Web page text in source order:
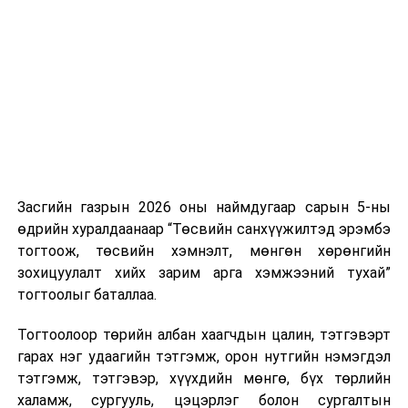
Шинэ хууль Францын зах зээлд үйлчилдэг гадаадын
дуудлагын төвүүдэд нөлөөлөхөөр байна. Тухайлбал,
Мароккогийн дуудлагын төвүүдийн орлогын 80 гаруй
хувь Францын зах зээлээс бүрддэг бөгөөд тус улсын
40–50 мянган ажлын байр эрсдэлд орж болзошгүйг
Засгийн газрын 2026 оны наймдугаар сарын 5-ны
өдрийн хуралдаанаар “Төсвийн санхүүжилтэд эрэмбэ
тогтоож, төсвийн хэмнэлт, мөнгөн хөрөнгийн
зохицуулалт хийх зарим арга хэмжээний тухай”
тогтоолыг баталлаа.
Тогтоолоор төрийн албан хаагчдын цалин, тэтгэвэрт
гарах нэг удаагийн тэтгэмж, орон нутгийн нэмэгдэл
тэтгэмж, тэтгэвэр, хүүхдийн мөнгө, бүх төрлийн
халамж, сургууль, цэцэрлэг болон сургалтын